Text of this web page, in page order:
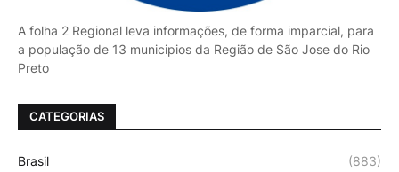
A folha 2 Regional leva informações, de forma imparcial, para
a população de 13 municipios da Região de São Jose do Rio
Preto
CATEGORIAS
Brasil (883)